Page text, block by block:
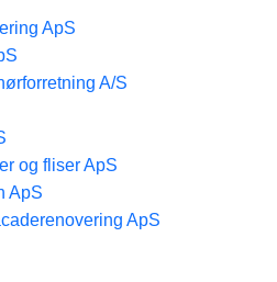
ApS
A/S
og fliser ApS
ApS
ApS